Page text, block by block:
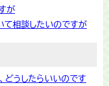
が
相談したいのですが
どうしたらいいのです